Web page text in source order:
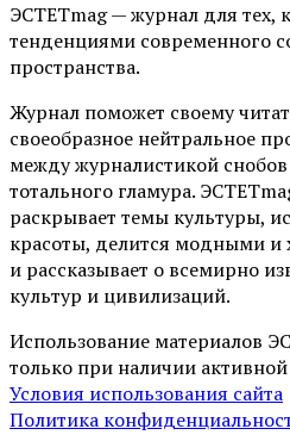
ЭСТЕТmag — журнал для тех,
тенденциями современного
пространства.
Журнал поможет своему
своеобразное нейтральное
между журналистикой
тотального гламура.
раскрывает темы культуры,
красоты, делится модными
и рассказывает о всемирно
культур и цивилизаций.
Использование материалов
только при наличии
Условия использования сайта
Политика